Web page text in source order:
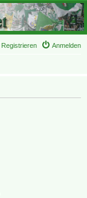
Anmelden
Registrieren